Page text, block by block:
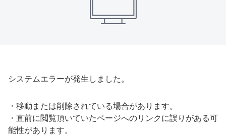
システムエラーが発生しました。
・ 移動または削除されている場合があります。
・ 直前に閲覧頂いていたページへのリンクに誤りがある可
能性があります。